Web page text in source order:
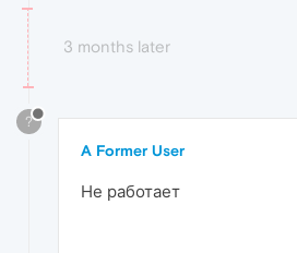
3 months later
?
A Former User
Не работает